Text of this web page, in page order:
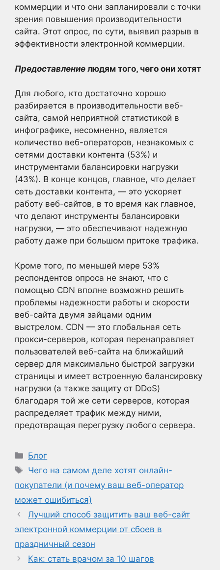
коммерции и что они запланировали с точки
зрения повышения производительности
сайта. Этот опрос, по сути, выявил разрыв в
эффективности электронной коммерции.
Предоставление людям того, чего они хотят
Для любого, кто достаточно хорошо
разбирается в производительности веб-
сайта, самой неприятной статистикой в
инфографике, несомненно, является
количество веб-операторов, незнакомых с
сетями доставки контента (53%) и
инструментами балансировки нагрузки
(43%). В конце концов, главное, что делает
сеть доставки контента, — это ускоряет
работу веб-сайтов, в то время как главное,
что делают инструменты балансировки
нагрузки, — это обеспечивают надежную
работу даже при большом притоке трафика.
Кроме того, по меньшей мере 53%
респондентов опроса не знают, что с
помощью CDN вполне возможно решить
проблемы надежности работы и скорости
веб-сайта двумя зайцами одним
выстрелом. CDN — это глобальная сеть
прокси-серверов, которая перенаправляет
пользователей веб-сайта на ближайший
сервер для максимально быстрой загрузки
страницы и имеет встроенную балансировку
нагрузки (а также защиту от DDoS)
благодаря той же сети серверов, которая
распределяет трафик между ними,
предотвращая перегрузку любого сервера.
Рубрики
Блог
Метки
Чего на самом деле хотят онлайн-
покупатели (и почему ваш веб-оператор
может ошибиться)
Лучший способ защитить ваш веб-сайт
электронной коммерции от сбоев в
праздничный сезон
Как: стать врачом за 10 шагов